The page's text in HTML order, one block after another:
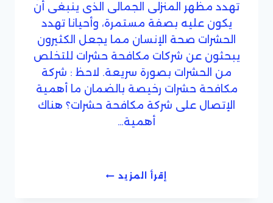
تهدد مظهر المنزلى الجمالى الذى ينبغى أن
يكون عليه بصفة مستمرة، وأحيانا تهدد
الحشرات صحة الإنسان مما يجعل الكثيرون
يبحثون عن شركات مكافحة حشرات للتخلص
من الحشرات بصورة سريعة. لاحظ : شركة
مكافحة حشرات رخيصة بالضمان ما أهمية
الإتصال على شركة مكافحة حشرات؟ هناك
أهمية…
إقرأ المزيدشركة